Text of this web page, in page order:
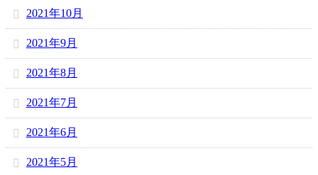
2021年10月
2021年9月
2021年8月
2021年7月
2021年6月
2021年5月